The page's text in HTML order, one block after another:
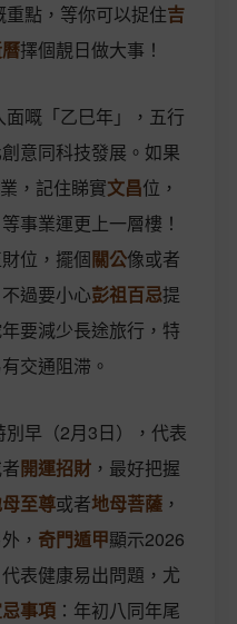
點，等你可以捉住吉
擇個靚日做大事！
面嘅「乙巳年」，五行
意同科技發展。如果
，記住睇實文昌位，
事業運更上一層樓！
位，擺個關公像或者
過要小心彭祖百忌提
要減少長途旅行，特
交通阻滞。
別早（2月3日），代表
開運招財 ，最好把握
至尊或者地母菩薩 ，
， 奇門遁甲顯示2026
表健康易出問題，尤
事項 ：年初八同年尾